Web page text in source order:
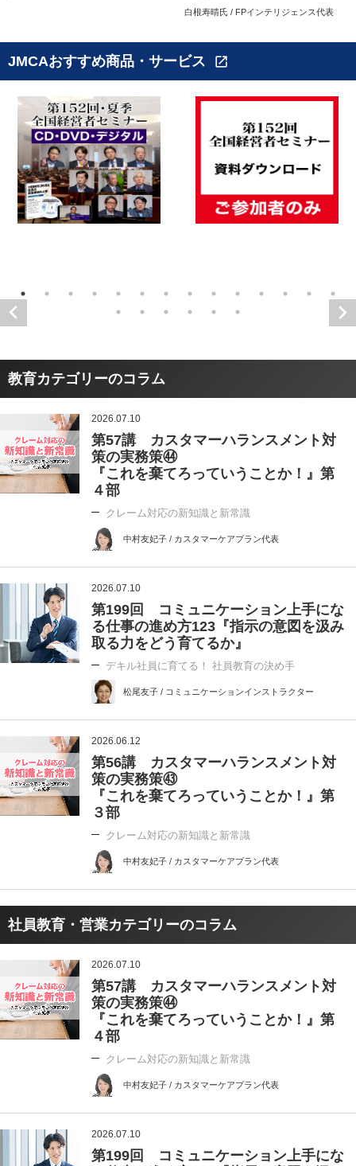
白根寿晴氏 / FPインテリジェンス代表
JMCAおすすめ商品・サービス open_in_new
教育カテゴリーのコラム
2026.07.10
第57講 カスタマーハランスメント対
策の実務策㊹
『これを棄てろっていうことか！』第
４部
クレーム対応の新知識と新常識
中村友妃子 / カスタマーケアプラン代表
2026.07.10
第199回 コミュニケーション上手にな
る仕事の進め方123『指示の意図を汲み
取る力をどう育てるか』
デキル社員に育てる！ 社員教育の決め手
松尾友子 / コミュニケーションインストラクター
2026.06.12
第56講 カスタマーハランスメント対
策の実務策㊸
『これを棄てろっていうことか！』第
３部
クレーム対応の新知識と新常識
中村友妃子 / カスタマーケアプラン代表
社員教育・営業カテゴリーのコラム
2026.07.10
第57講 カスタマーハランスメント対
策の実務策㊹
『これを棄てろっていうことか！』第
４部
クレーム対応の新知識と新常識
中村友妃子 / カスタマーケアプラン代表
2026.07.10
第199回 コミュニケーション上手にな